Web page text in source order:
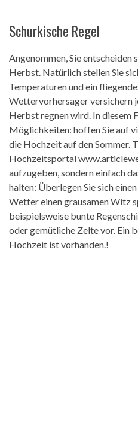
Schurkische Regel
Angenommen, Sie entscheiden
Herbst. Natürlich stellen Sie
Temperaturen und ein
Wettervorhersager versichern
Herbst regnen wird. In diesem
Möglichkeiten: hoffen Sie auf
die Hochzeit auf den Sommer.
Hochzeitsportal
aufzugeben, sondern einfach
halten: Überlegen Sie sich
Wetter einen grausamen Witz
beispielsweise bunte
oder gemütliche Zelte vor. Ein
Hochzeit ist vorhanden.!